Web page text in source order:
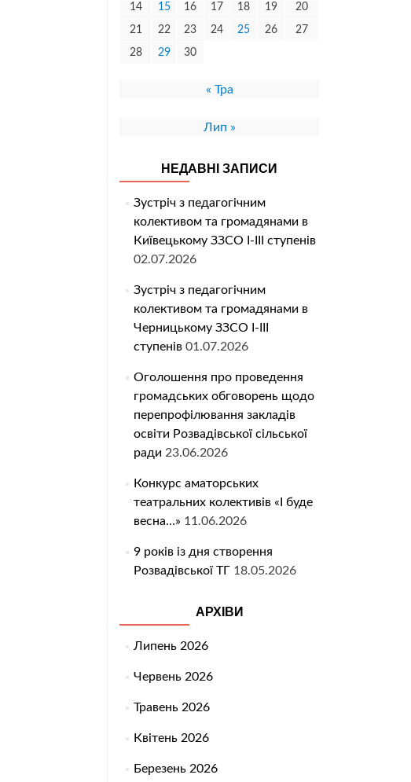
14 15 16 17 18 19 20
21 22 23 24 25 26 27
28 29 30
« Тра
Лип »
НЕДАВНІ ЗАПИСИ
Зустріч з педагогічним
колективом та громадянами в
Київецькому ЗЗСО І-ІІІ ступенів
02.07.2026
Зустріч з педагогічним
колективом та громадянами в
Черницькому ЗЗСО І-ІІІ
ступенів 01.07.2026
Оголошення про проведення
громадських обговорень щодо
перепрофілювання закладів
освіти Розвадівської сільської
ради 23.06.2026
Конкурс аматорських
театральних колективів «І буде
весна…» 11.06.2026
9 років із дня створення
Розвадівської ТГ 18.05.2026
АРХІВИ
Липень 2026
Червень 2026
Травень 2026
Квітень 2026
Березень 2026